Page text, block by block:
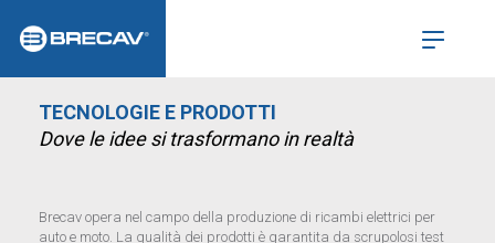
TECNOLOGIE E PRODOTTI
Dove le idee si trasformano in realtà
Brecav opera nel campo della produzione di ricambi elettrici per
auto e moto. La qualità dei prodotti è garantita da scrupolosi test